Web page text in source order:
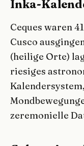
Inka-
Ceques waren
Cusco
(heilige Orte)
riesiges
zeremonielle